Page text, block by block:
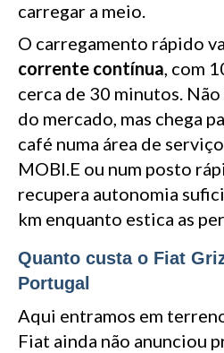
carregar a meio.
O carregamento rápido
corrente contínua, com
cerca de 30 minutos.
do mercado, mas chega
café numa área de
MOBI.E ou num posto
recupera autonomia
km enquanto estica as
Quanto custa o Fiat
Portugal
Aqui entramos em
Fiat ainda não anunciou